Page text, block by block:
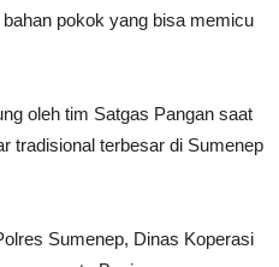
pokok yang bisa memicu
oleh tim Satgas Pangan saat
tradisional terbesar di Sumenep
Sumenep, Dinas Koperasi